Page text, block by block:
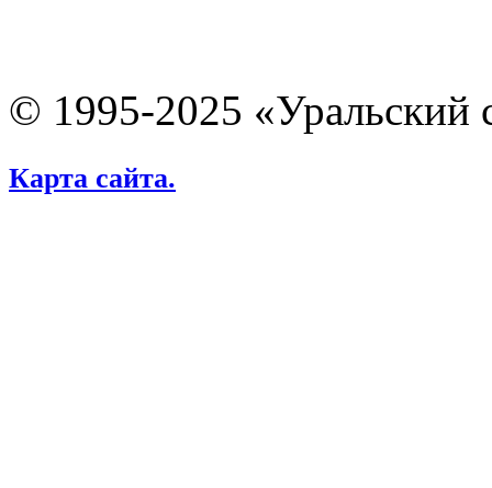
© 1995-2025 «Уральский
Карта сайта.